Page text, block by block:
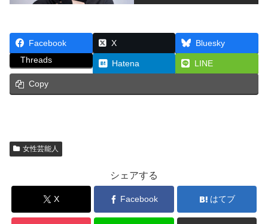
Facebook X
Bluesky
Threads
Hatena LINE
Copy
女性芸能人
シェアする
X Facebook はてブ